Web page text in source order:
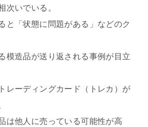
次いでいる。
と「状態に問題がある」などのク
模造品が送り返される事例が目立
レーディングカード（トレカ）が
は他人に売っている可能性が高